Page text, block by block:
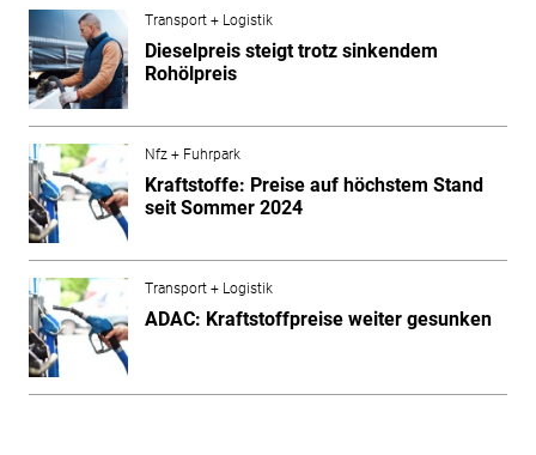
Transport + Logistik
Dieselpreis steigt trotz sinkendem
Rohölpreis
Nfz + Fuhrpark
Kraftstoffe: Preise auf höchstem Stand
seit Sommer 2024
Transport + Logistik
ADAC: Kraftstoffpreise weiter gesunken